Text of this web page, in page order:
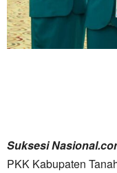
Suksesi
PKK Kabupaten